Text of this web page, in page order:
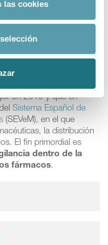
las cookies
, la revisión periódica
inmediata a
entre otras
por otro lado, ha
legislativa europea
en 2019 y que en
delSistema Español de
(SEVeM), en el que
la distribución
El fin primordial es
dentro de la
fármacos.